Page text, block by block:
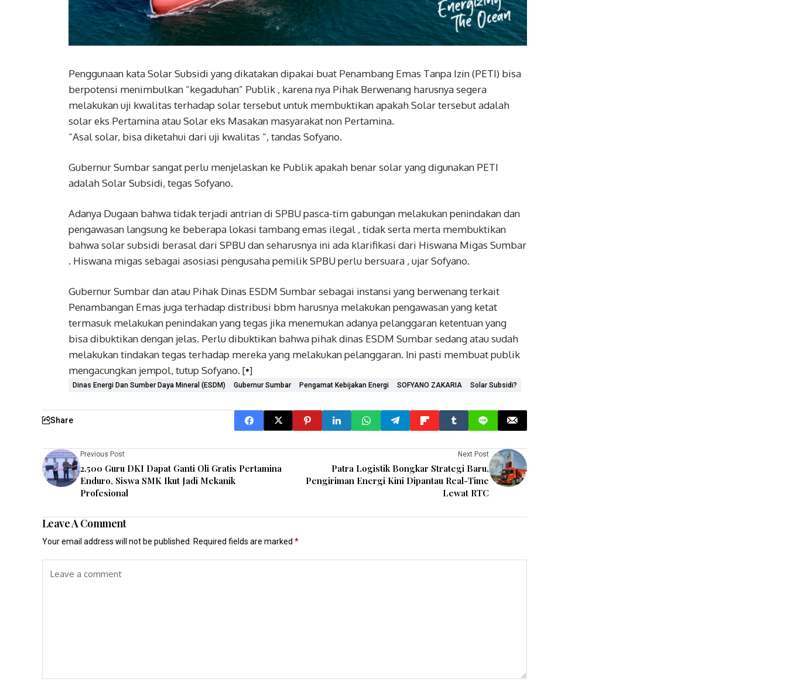
Penggunaan kata Solar Subsidi yang dikatakan dipakai buat Penambang Emas Tanpa Izin (PETI) bisa
berpotensi menimbulkan “kegaduhan” Publik , karena nya Pihak Berwenang harusnya segera
melakukan uji kwalitas terhadap solar tersebut untuk membuktikan apakah Solar tersebut adalah
solar eks Pertamina atau Solar eks Masakan masyarakat non Pertamina.
“Asal solar, bisa diketahui dari uji kwalitas “, tandas Sofyano.
Gubernur Sumbar sangat perlu menjelaskan ke Publik apakah benar solar yang digunakan PETI
adalah Solar Subsidi, tegas Sofyano.
Adanya Dugaan bahwa tidak terjadi antrian di SPBU pasca-tim gabungan melakukan penindakan dan
pengawasan langsung ke beberapa lokasi tambang emas ilegal , tidak serta merta membuktikan
bahwa solar subsidi berasal dari SPBU dan seharusnya ini ada klarifikasi dari Hiswana Migas Sumbar
. Hiswana migas sebagai asosiasi pengusaha pemilik SPBU perlu bersuara , ujar Sofyano.
Gubernur Sumbar dan atau Pihak Dinas ESDM Sumbar sebagai instansi yang berwenang terkait
Penambangan Emas juga terhadap distribusi bbm harusnya melakukan pengawasan yang ketat
termasuk melakukan penindakan yang tegas jika menemukan adanya pelanggaran ketentuan yang
bisa dibuktikan dengan jelas. Perlu dibuktikan bahwa pihak dinas ESDM Sumbar sedang atau sudah
melakukan tindakan tegas terhadap mereka yang melakukan pelanggaran. Ini pasti membuat publik
mengacungkan jempol, tutup Sofyano. [•]
Dinas Energi Dan Sumber Daya Mineral (ESDM) Gubernur Sumbar Pengamat Kebijakan Energi SOFYANO ZAKARIA Solar Subsidi?
Share
Previous Post
2.500 Guru DKI Dapat Ganti Oli Gratis Pertamina
Enduro, Siswa SMK Ikut Jadi Mekanik
Profesional
Next Post
Patra Logistik Bongkar Strategi Baru,
Pengiriman Energi Kini Dipantau Real-Time
Lewat RTC
Leave A Comment
Your email address will not be published. Required fields are marked *